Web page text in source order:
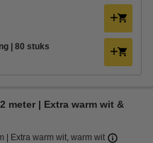
| 80 stuks
meter | Extra warm wit &
Extra warm wit, warm wit